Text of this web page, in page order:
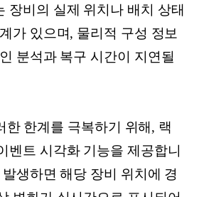
장비의 실제 위치나 배치 상태
가 있으며, 물리적 구성 정보
분석과 복구 시간이 지연될
한 한계를 극복하기 위해, 랙
벤트 시각화 기능을 제공합니
생하면 해당 장비 위치에 경